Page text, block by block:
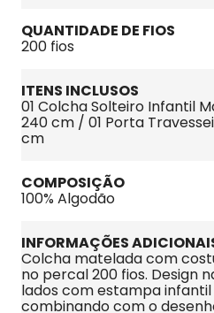
QUANTIDADE DE FIOS
200 fios
ITENS INCLUSOS
01 Colcha Solteiro Infantil
240 cm / 01 Porta
cm
COMPOSIÇÃO
100% Algodão
INFORMAÇÕES
Colcha matelada com
no percal 200 fios. Design
lados com estampa
combinando com o